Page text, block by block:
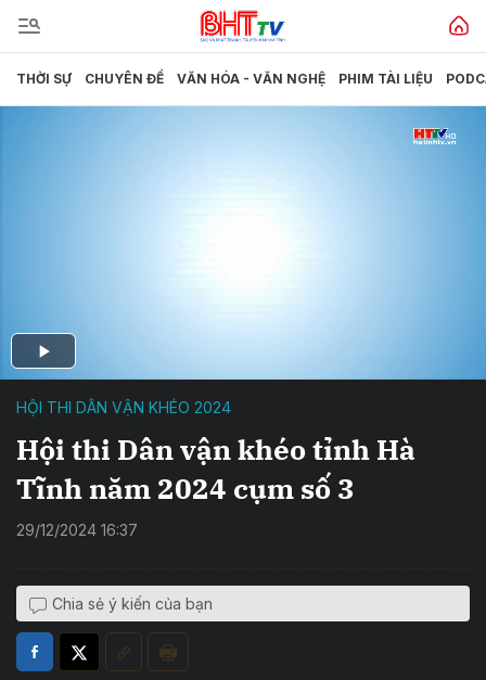
THỜI SỰ CHUYÊN ĐỀ VĂN HÓA - VĂN NGHỆ PHIM TÀI LIỆU
HỘI THI DÂN VẬN KHÉO 2024
Hội thi Dân vận khéo tỉnh Hà
Tĩnh năm 2024 cụm số 3
29/12/2024 16:37
Chia sẻ ý kiến của bạn